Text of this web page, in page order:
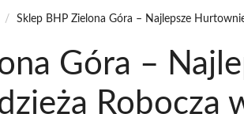
/ Sklep BHP Zielona Góra – Najlepsze
Góra –
Roboczą